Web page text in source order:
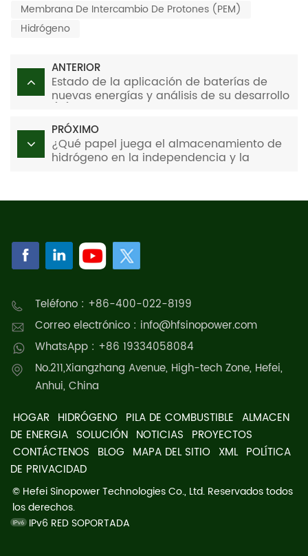
Membrana De Intercambio De Protones (PEM)
Hidrógeno
ANTERIOR
Estado de la aplicación de baterías de
nuevas energías y análisis de su desarrollo
PRÓXIMO
¿Qué papel juega el almacenamiento de
hidrógeno en la independencia y la
Teléfono : +86-400-022-8199
Correo electrónico : info@hfsinopower.com
WhatsApp : +86 19334058084
No.211,Xiangzhang Avenue, High-tech Zone, Hefei,
Anhui, China
HOGAR HIDRÓGENO PILA DE COMBUSTIBLE ALMACEN
DE ENERGIA SOLUCIÓN NOTICIAS PROYECTOS
CONTÁCTENOS BLOG MAPA DEL SITIO XML POLÍTICA
DE PRIVACIDAD
© Hefei Sinopower Technologies Co., Ltd. Reservados todos
los derechos.
IPv6 RED SOPORTADA